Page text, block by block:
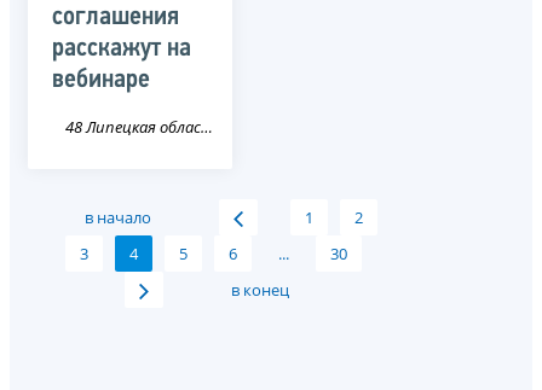
соглашения
расскажут на
вебинаре
48 Липецкая область
в начало 1
2
3
4 5 6 ...
30
в конец